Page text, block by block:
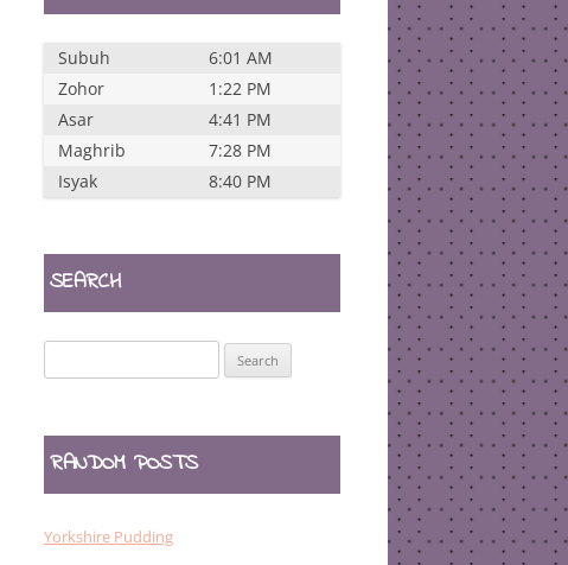
Subuh
6:01 AM
Zohor
1:22 PM
Asar
4:41 PM
Maghrib
7:28 PM
Isyak
8:40 PM
SEARCH
for:
RANDOM POSTS
Yorkshire Pudding